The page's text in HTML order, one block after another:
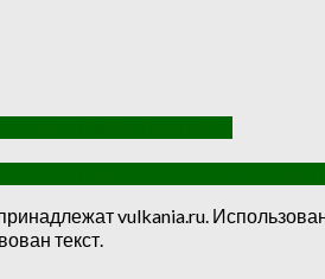
vulkania.ru.
текст.